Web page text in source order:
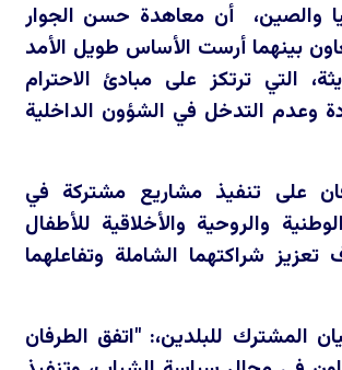
والصين، أن معاهدة حسن الجوار
بينهما أرست الأساس طويل الأمد
التي ترتكز على مبادئ الاحترام
وعدم التدخل في الشؤون الداخلية
على تنفيذ مشاريع مشتركة في
والروحية والأخلاقية للأطفال
تعزيز شراكتهما الشاملة وتفاعلهما
المشترك للبلدين،: "اتفق الطرفان